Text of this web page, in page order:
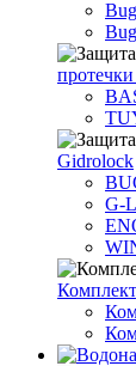
Gidrolock
G-